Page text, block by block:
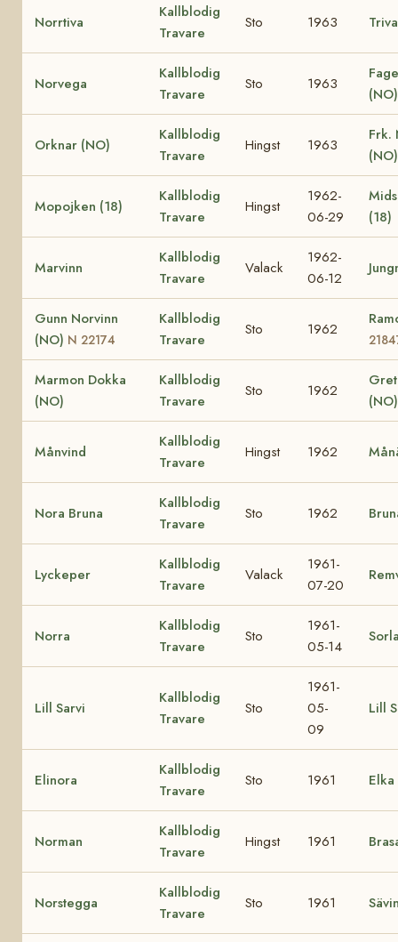
Norrtiva
Kallblodig
Travare
Sto 1963 Triva
Norvega
Kallblodig
Travare
Sto 1963
(NO)
Orknar (NO)
Kallblodig
Travare
Hingst 1963
Frk.
(NO)
Mopojken (18)
Kallblodig
Travare
Hingst
1962-
06-29
(18)
Marvinn
Kallblodig
Travare
Valack
1962-
06-12
Gunn Norvinn
(NO) N 22174
Kallblodig
Travare
Sto 1962
Marmon Dokka
(NO)
Kallblodig
Travare
Sto 1962
(NO)
Månvind
Kallblodig
Travare
Hingst 1962
Nora Bruna
Kallblodig
Travare
Sto 1962
Lyckeper
Kallblodig
Travare
Valack
1961-
07-20
Norra
Kallblodig
Travare
Sto
1961-
05-14
Lill Sarvi
Kallblodig
Travare
Sto
1961-
05-
09
Lill
Elinora
Kallblodig
Travare
Sto 1961 Elka
Norman
Kallblodig
Travare
Hingst 1961
Norstegga
Kallblodig
Travare
Sto 1961